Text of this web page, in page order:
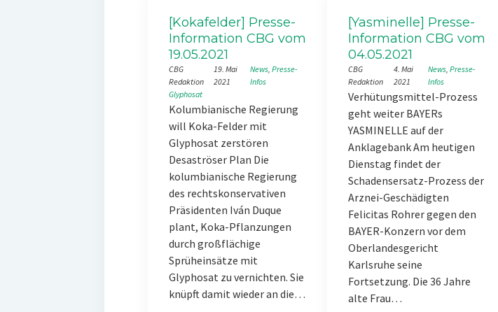
[Kokafelder] Presse-
Information CBG vom
19.05.2021
CBG
Redaktion
19. Mai
2021
News, Presse-
Infos
Glyphosat
Kolumbianische Regierung
will Koka-Felder mit
Glyphosat zerstören
Desaströser Plan Die
kolumbianische Regierung
des rechtskonservativen
Präsidenten Iván Duque
plant, Koka-Pflanzungen
durch großflächige
Sprüheinsätze mit
Glyphosat zu vernichten. Sie
knüpft damit wieder an die…
[Yasminelle] Presse-
Information CBG vom
04.05.2021
CBG
Redaktion
4. Mai
2021
News, Presse-
Infos
Verhütungsmittel-Prozess
geht weiter BAYERs
YASMINELLE auf der
Anklagebank Am heutigen
Dienstag findet der
Schadensersatz-Prozess der
Arznei-Geschädigten
Felicitas Rohrer gegen den
BAYER-Konzern vor dem
Oberlandesgericht
Karlsruhe seine
Fortsetzung. Die 36 Jahre
alte Frau…